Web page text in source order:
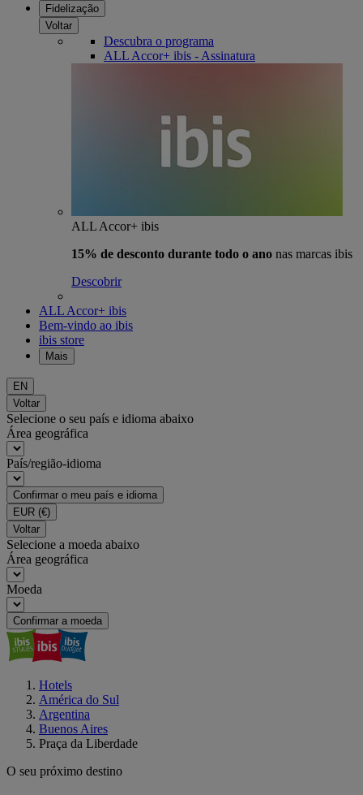
Fidelização
Voltar
Descubra o programa
ALL Accor+ ibis - Assinatura
ALL Accor+ ibis
15% de desconto durante todo o ano nas marcas ibis
Descobrir
ALL Accor+ ibis
Bem-vindo ao ibis
ibis store
Mais
EN
Voltar
Selecione o seu país e idioma abaixo
Área geográfica
País/região-idioma
Confirmar o meu país e idioma
EUR (€)
Voltar
Selecione a moeda abaixo
Área geográfica
Moeda
Confirmar a moeda
Hotels
América do Sul
Argentina
Buenos Aires
Praça da Liberdade
O seu próximo destino